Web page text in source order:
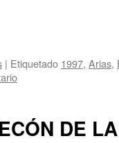
| Etiquetado 1997, Arias,
DE